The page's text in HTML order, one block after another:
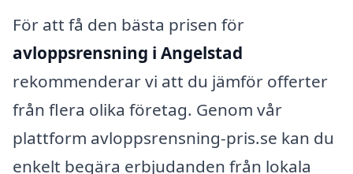
För att få den bästa prisen för
avloppsrensning i Angelstad
rekommenderar vi att du jämför offerter
från flera olika företag. Genom vår
plattform avloppsrensning-pris.se kan du
enkelt begära erbjudanden från lokala